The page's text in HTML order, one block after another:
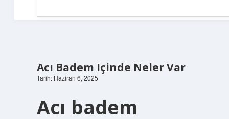
Acı Badem Içinde Neler Var
Tarih: Haziran 6, 2025
Acı badem